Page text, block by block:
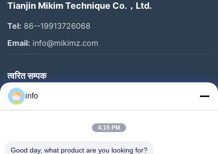
Tianjin Mikim Technique Co.，Ltd.
Tel: 86--19913726068
Email: info@mikimz.com
त्वरित सम्पक
घर
उत्पादों
हमारे बारे में
info
4:15 PM
Good day, what product are you looking for?